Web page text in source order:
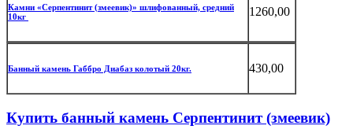
Камни «Серпентинит (змеевик)» шлифованный, средний
10кг
1260,00
Банный камень Габбро Диабаз колотый 20кг. 430,00
Купить банный камень Серпентинит (змеевик)